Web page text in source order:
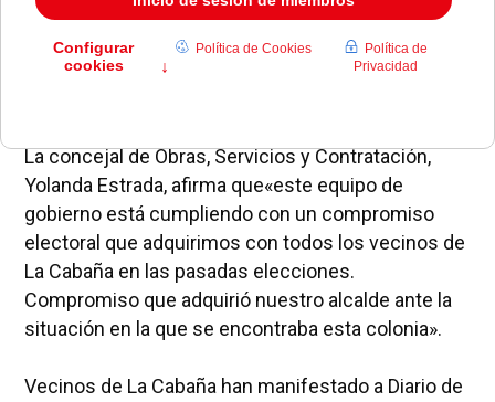
El presupuesto de adjudicación es de 1.300.000
euros aproximadamente y elplazo de ejecución
de las mismas es de unos seis meses.Las calles
La concejal de Obras, Servicios y Contratación,
Yolanda Estrada, afirma que«este equipo de
gobierno está cumpliendo con un compromiso
electoral que adquirimos con todos los vecinos de
La Cabaña en las pasadas elecciones.
Compromiso que adquirió nuestro alcalde ante la
situación en la que se encontraba esta colonia».
Vecinos de La Cabaña han manifestado a Diario de